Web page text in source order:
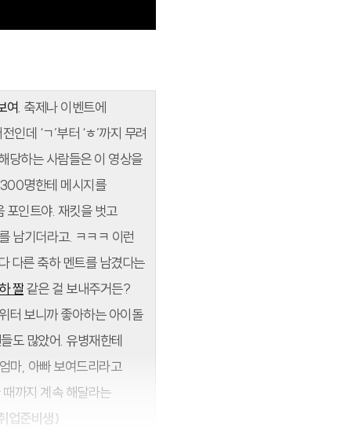
여. 축제나 이벤트에
데 ‘ㄱ’부터 ‘ㅎ’까지 무려
당하는 사람들은 이 영상을
명한테 메시지를
포인트야. 재킷을 벗고
남기더라고. ㅋㅋㅋ 이런
다른 축하 멘트를 남겼다는
짤같은 걸 보내주거든?
터 보니까 좋아하는 아이돌
도 많았어. 유병재한테
마, 아빠 보여드리라고
까지 계속 해달라는
업준비생)